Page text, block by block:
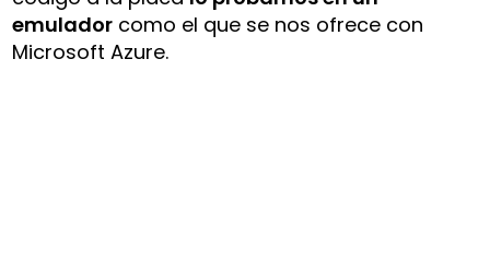
emulador como el que se nos ofrece con
Microsoft Azure.